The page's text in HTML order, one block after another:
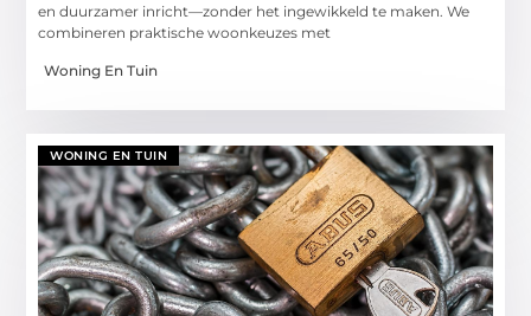
en duurzamer inricht—zonder het ingewikkeld te maken. We
combineren praktische woonkeuzes met
Woning En Tuin
WONING EN TUIN